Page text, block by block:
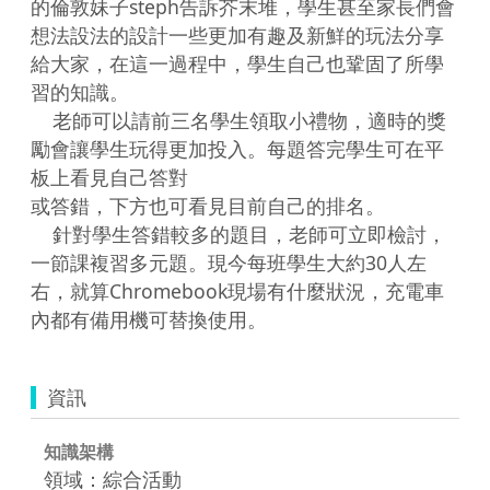
的倫敦妹子steph告訴芥末堆，學生甚至家長們會
想法設法的設計一些更加有趣及新鮮的玩法分享
給大家，在這一過程中，學生自己也鞏固了所學
習的知識。
勵會讓學生玩得更加投入。每題答完學生可在平
板上看見自己答對
或答錯，下方也可看見目前自己的排名。
一節課複習多元題。現今每班學生大約30人左
右，就算Chromebook現場有什麼狀況，充電車
資訊
知識架構
領域：綜合活動